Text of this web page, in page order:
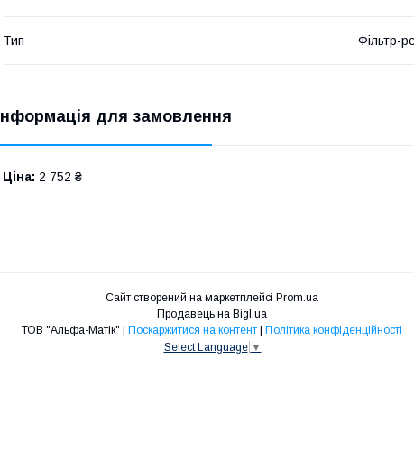
Тип Фільтр-
Інформація для замовлення
Ціна: 2 752 ₴
Сайт створений на маркетплейсі Prom.ua
Продавець на Bigl.ua
Поскаржитися на контент
Політика конфіденційності
Select Language ▼